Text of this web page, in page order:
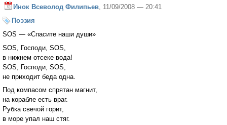
Инок Всеволод Филипьев, 11/09/2008 — 20:41
Поэзия
SOS — «Спасите наши души»
SOS, Господи, SOS,
в нижнем отсеке вода!
SOS, Господи, SOS,
не приходит беда одна.
Под компасом спрятан магнит,
на корабле есть враг.
Рубка свечой горит,
в море упал наш стяг.